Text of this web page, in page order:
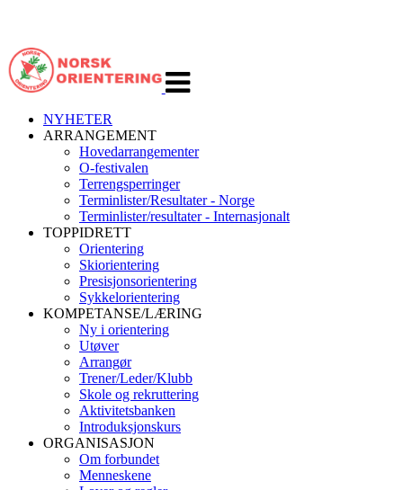
navigasjon
NYHETER
ARRANGEMENT
Hovedarrangementer
O-festivalen
Terrengsperringer
Terminlister/Resultater - Norge
Terminlister/resultater - Internasjonalt
TOPPIDRETT
Orientering
Skiorientering
Presisjonsorientering
Sykkelorientering
KOMPETANSE/LÆRING
Ny i orientering
Utøver
Arrangør
Trener/Leder/Klubb
Skole og rekruttering
Aktivitetsbanken
Introduksjonskurs
ORGANISASJON
Om forbundet
Menneskene